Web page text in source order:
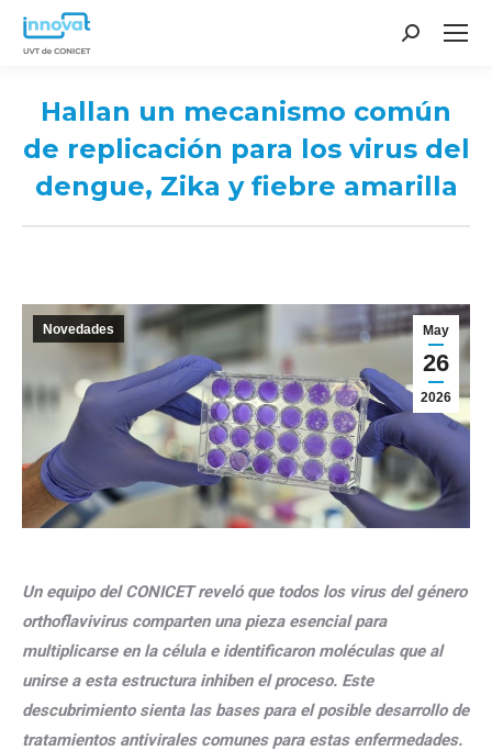
Search:
Hallan un mecanismo común
de replicación para los virus del
dengue, Zika y fiebre amarilla
May
26
2026
Novedades
Un equipo del CONICET reveló que todos los virus del género
orthoflavivirus comparten una pieza esencial para
multiplicarse en la célula e identificaron moléculas que al
unirse a esta estructura inhiben el proceso. Este
descubrimiento sienta las bases para el posible desarrollo de
tratamientos antivirales comunes para estas enfermedades.